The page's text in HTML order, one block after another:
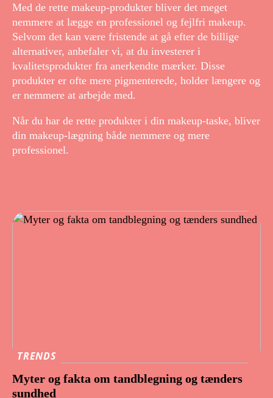
Med de rette makeup-produkter bliver det meget
nemmere at lægge en professionel og fejlfri makeup.
Selvom det kan være fristende at gå efter de billige
alternativer, anbefaler vi, at du investerer i
kvalitetsprodukter fra anerkendte mærker. Disse
produkter er ofte mere pigmenterede, holder længere og
er nemmere at arbejde med.
Når du har de rette produkter i din makeup-taske, bliver
din makeup-lægning både nemmere og mere
professionel.
TRENDS
Myter og fakta om tandblegning og tænders
sundhed